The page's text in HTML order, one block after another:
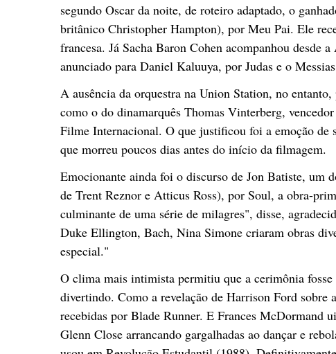
segundo Oscar da noite, de roteiro adaptado, o
britânico Christopher Hampton), por Meu Pai. Ele
francesa. Já Sacha Baron Cohen acompanhou desde
anunciado para Daniel Kaluuya, por Judas e o
A ausência da orquestra na Union Station, no
como o do dinamarquês Thomas Vinterberg,
Filme Internacional. O que justificou foi a emoção de
que morreu poucos dias antes do início da filmagem.
Emocionante ainda foi o discurso de Jon Batiste, um
de Trent Reznor e Atticus Ross), por Soul, a obra-
culminante de uma série de milagres", disse,
Duke Ellington, Bach, Nina Simone criaram obras
especial."
O clima mais intimista permitiu que a cerimônia
divertindo. Como a revelação de Harrison Ford sobre
recebidas por Blade Runner. E Frances McDormand
Glenn Close arrancando gargalhadas ao dançar e